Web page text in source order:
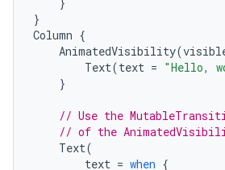
}
Column {
AnimatedVisibility(
Text(text = "Hello,
}
// Use the
// of the
Text(
text = when {